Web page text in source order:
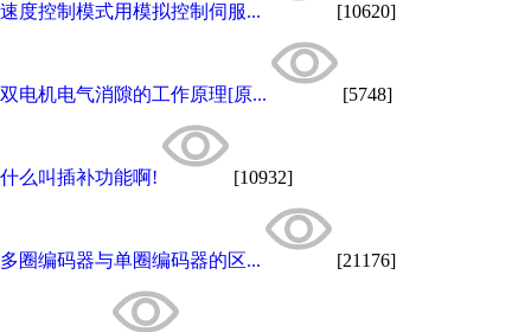
速度控制模式用模拟控制伺服... [10620]
双电机电气消隙的工作原理[原... [5748]
什么叫插补功能啊! [10932]
多圈编码器与单圈编码器的区... [21176]